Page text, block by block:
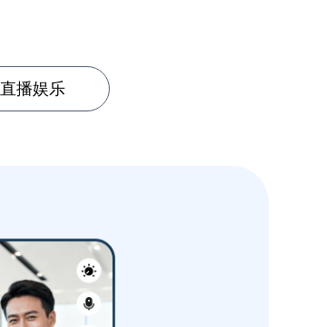
直播娱乐